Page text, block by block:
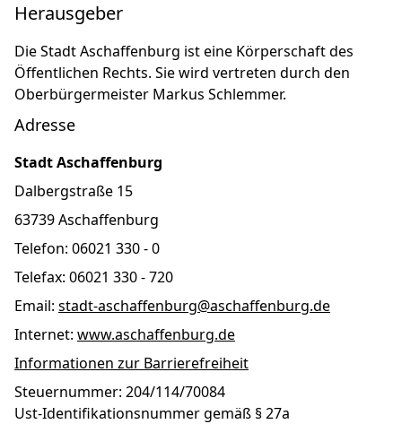
Herausgeber
Die Stadt Aschaffenburg ist eine Körperschaft des
Öffentlichen Rechts. Sie wird vertreten durch den
Oberbürgermeister Markus Schlemmer.
Adresse
Stadt Aschaffenburg
Dalbergstraße 15
63739 Aschaffenburg
Telefon: 06021 330 - 0
Telefax: 06021 330 - 720
Email: stadt-aschaffenburg@aschaffenburg.de
Internet: www.aschaffenburg.de
Informationen zur Barrierefreiheit
Steuernummer: 204/114/70084
Ust-Identifikationsnummer gemäß § 27a